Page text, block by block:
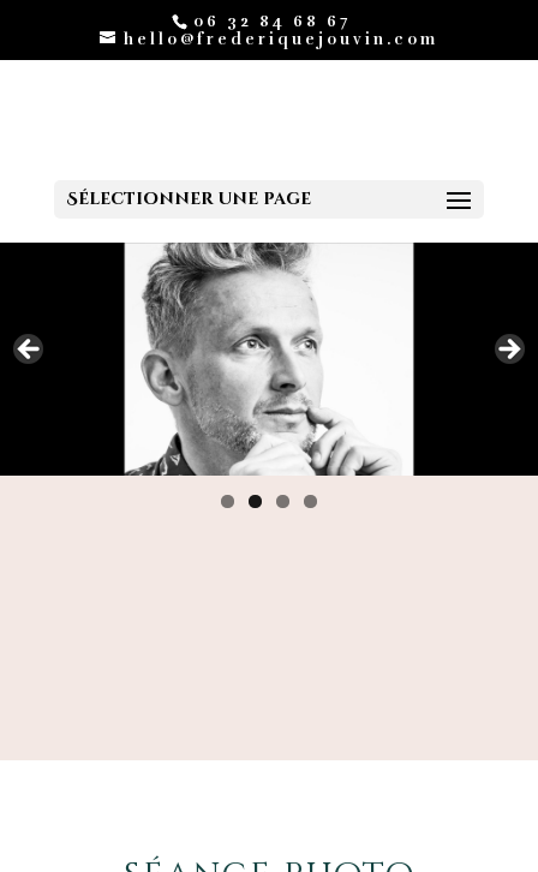
06 32 84 68 67
hello@frederiquejouvin.com
Sélectionner une page